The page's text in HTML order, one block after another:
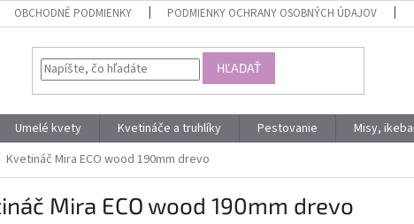
OBCHODNÉ PODMIENKY PODMIENKY OCHRANY OSOBNÝCH ÚDAJOV
HĽADAŤ
Umelé kvety Kvetináče a truhlíky Pestovanie Misy,
Kvetináč Mira ECO wood 190mm drevo
Mira ECO wood 190mm drevo